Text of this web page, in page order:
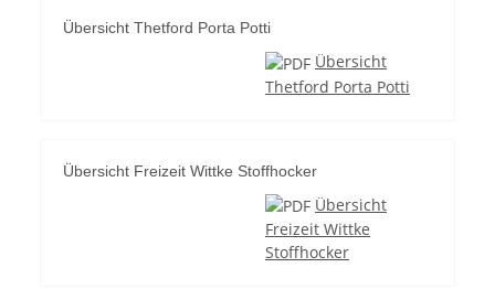
Übersicht Thetford Porta Potti
Übersicht
Thetford Porta Potti
Übersicht Freizeit Wittke Stoffhocker
Übersicht
Freizeit Wittke
Stoffhocker